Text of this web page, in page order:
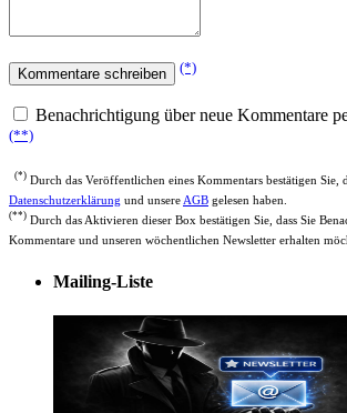
(*)
Benachrichtigung über neue Kommentare
(**)
(*) Durch das Veröffentlichen eines Kommentars bestätigen Sie,
Datenschutzerklärung und unsere AGB gelesen haben.
(**) Durch das Aktivieren dieser Box bestätigen Sie, dass Sie
Kommentare und unseren wöchentlichen Newsletter erhalten
Mailing-Liste